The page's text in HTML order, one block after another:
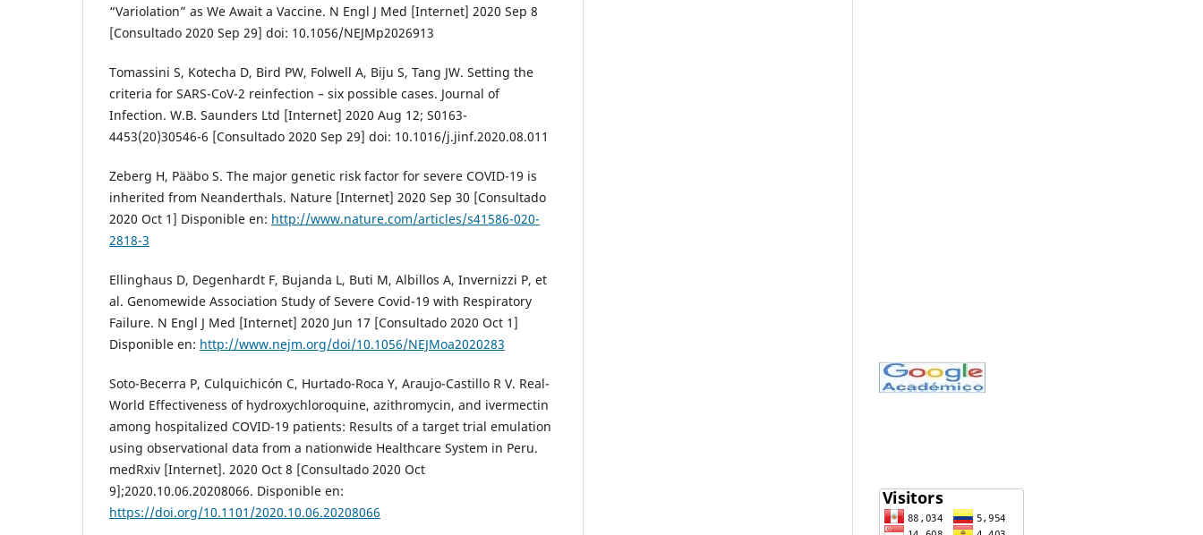
“Variolation” as We Await a Vaccine. N Engl J Med [Internet] 2020 Sep 8
[Consultado 2020 Sep 29] doi: 10.1056/NEJMp2026913
Tomassini S, Kotecha D, Bird PW, Folwell A, Biju S, Tang JW. Setting the
criteria for SARS-CoV-2 reinfection – six possible cases. Journal of
Infection. W.B. Saunders Ltd [Internet] 2020 Aug 12; S0163-
4453(20)30546-6 [Consultado 2020 Sep 29] doi: 10.1016/j.jinf.2020.08.011
Zeberg H, Pääbo S. The major genetic risk factor for severe COVID-19 is
inherited from Neanderthals. Nature [Internet] 2020 Sep 30 [Consultado
2020 Oct 1] Disponible en: http://www.nature.com/articles/s41586-020-
2818-3
Ellinghaus D, Degenhardt F, Bujanda L, Buti M, Albillos A, Invernizzi P, et
al. Genomewide Association Study of Severe Covid-19 with Respiratory
Failure. N Engl J Med [Internet] 2020 Jun 17 [Consultado 2020 Oct 1]
Disponible en: http://www.nejm.org/doi/10.1056/NEJMoa2020283
Soto-Becerra P, Culquichicón C, Hurtado-Roca Y, Araujo-Castillo R V. Real-
World Effectiveness of hydroxychloroquine, azithromycin, and ivermectin
among hospitalized COVID-19 patients: Results of a target trial emulation
using observational data from a nationwide Healthcare System in Peru.
medRxiv [Internet]. 2020 Oct 8 [Consultado 2020 Oct
9];2020.10.06.20208066. Disponible en:
https://doi.org/10.1101/2020.10.06.20208066